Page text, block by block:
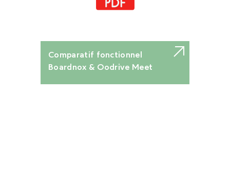
Comparatif fonctionnel
Boardnox & Oodrive Meet